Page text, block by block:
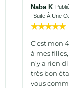
Naba K
Suite À Une
C'est mon
à mes
n'y a rien
très bon
vous